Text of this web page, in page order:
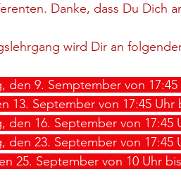
Danke, dass Du Dich
wird Dir an
den 9. Semptember von 17:45
13. September von 17:45 Uhr
den 16. September von 17:45
den 23. September von 17:45
25. September von 10 Uhr